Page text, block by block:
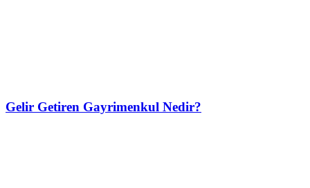
Gelir Getiren Gayrimenkul Nedir?